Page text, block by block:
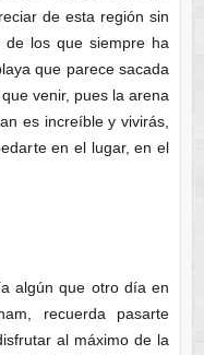
de esta región sin
los que siempre ha
que parece sacada
venir, pues la arena
es increíble y vivirás,
en el lugar, en el
algún que otro día en
recuerda pasarte
al máximo de la